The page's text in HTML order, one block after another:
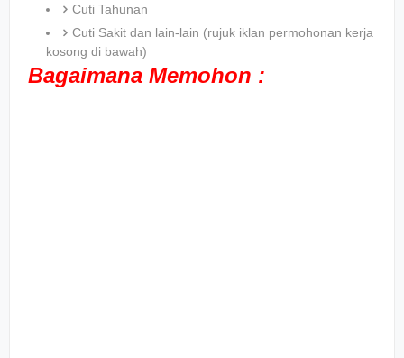
Cuti Tahunan
Cuti Sakit dan lain-lain (rujuk iklan permohonan kerja
kosong di bawah)
Bagaimana Memohon :